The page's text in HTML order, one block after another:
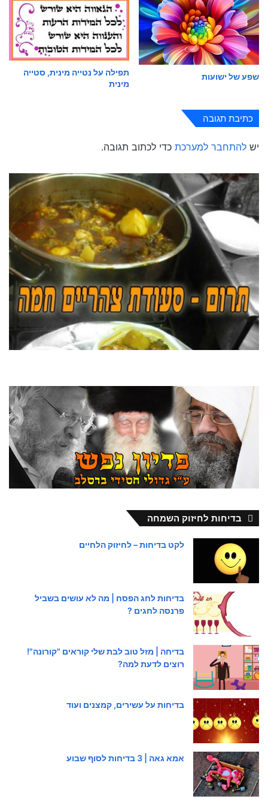
שפע של ישועות
תפילה על נטייה מינית, סטייה
מינית
כתיבת תגובה
יש להתחבר למערכת כדי לכתוב תגובה.
בדיחות לחיזוק השמחה
לקט בדיחות – לחיזוק הלחיים
בדיחות לחג הפסח | מה לא עושים בשביל
פרנסה לחגים ?
בדיחה | מזל טוב לבת שלי קוראים "קורונה"!
רוצים לדעת למה?
בדיחות על עשירים, קמצנים ועוד
אמא גאה | 3 בדיחות לסוף שבוע